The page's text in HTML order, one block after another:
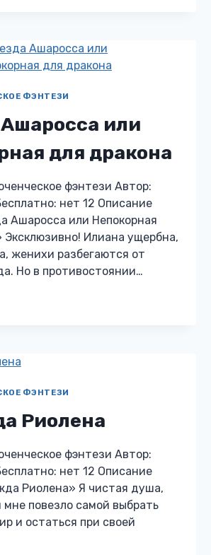
ФЭНТЕЗИ
или
для дракона
фэнтези Автор:
нет 12 Описание
Ашаросса или Непокорная
Эксклюзивно! Илиана ущербна,
женихи разбегаются от
Но в противостоянии…
ФЭНТЕЗИ
Риолена
фэнтези Автор:
нет 12 Описание
Риолена» Я чистая душа,
мне повезло самой выбрать
и остаться при своей